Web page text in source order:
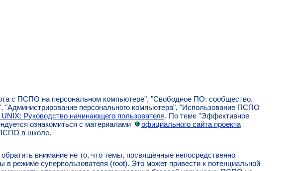
с ПСПО на персональном компьютере", "Свободное ПО: сообщество,
"Администрирование персонального компьютера", "Использование ПСПО
Руководство начинающего пользователя. По теме "Эффективное
ознакомиться с материалами
официального сайта проекта
в школе.
внимание не то, что темы, посвящённые непосредственно
режиме суперпользователя (root). Это может привести к потенциальной